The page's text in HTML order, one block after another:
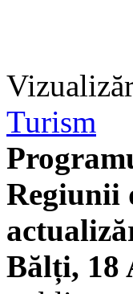
Turism
Regiunii
Bălți, 18